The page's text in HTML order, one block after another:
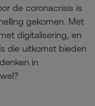
de coronacrisis is
gekomen. Met
digitalisering, en
die uitkomst bieden
in